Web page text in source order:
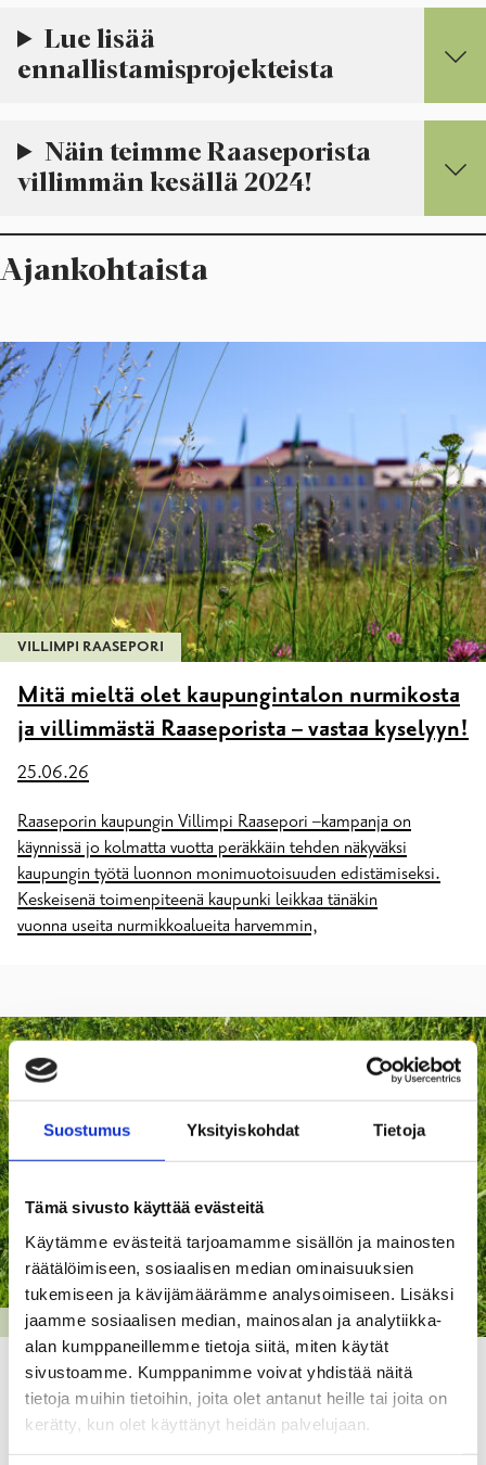
Suostumus Yksityiskohdat Tietoja
Tämä sivusto käyttää evästeitä
Käytämme evästeitä tarjoamamme sisällön ja mainosten
räätälöimiseen, sosiaalisen median ominaisuuksien
tukemiseen ja kävijämäärämme analysoimiseen. Lisäksi
jaamme sosiaalisen median, mainosalan ja analytiikka-
alan kumppaneillemme tietoja siitä, miten käytät
sivustoamme. Kumppanimme voivat yhdistää näitä
tietoja muihin tietoihin, joita olet antanut heille tai joita on
kerätty, kun olet käyttänyt heidän palvelujaan.
Lue lisää
ennallistamisprojekteista
Näin teimme Raaseporista
villimmän kesällä 2024!
Ajankohtaista
VILLIMPI RAASEPORI
Mitä mieltä olet kaupungintalon nurmikosta
ja villimmästä Raaseporista – vastaa kyselyyn!
25.06.26
Raaseporin kaupungin Villimpi Raasepori –kampanja on
käynnissä jo kolmatta vuotta peräkkäin tehden näkyväksi
kaupungin työtä luonnon monimuotoisuuden edistämiseksi.
Keskeisenä toimenpiteenä kaupunki leikkaa tänäkin
vuonna useita nurmikkoalueita harvemmin,
VILLIMPI RAASEPORI
Kolmas kerta toden sanoo, tuumi sammakko
– Villimpi Raasepori on täällä taas!